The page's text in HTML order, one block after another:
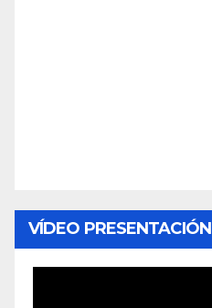
VÍDEO PRESENTACIÓN